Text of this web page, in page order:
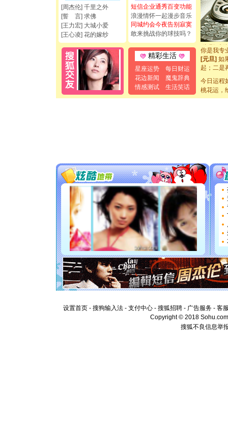
[周杰伦] 千里之外
[誓 言] 求佛
[王力宏] 大城小爱
[王心凌] 花的嫁纱
短信企业通秀百变功能
浪漫情怀一起漫步音乐
同城约会今夜告别寂寞
敢来挑战你的球技吗？
精彩生活
星座运势
每日财运
花边新闻
魔鬼辞典
情感测试
生活笑话
都要快乐
[圣诞节]
如意,快
[元旦]看
断电。爱
你是我专
[元旦] 如
起；二是
[元旦]当
泣，这痛
卖了。水
你太多，
要平安
[圣诞节]
能正大
都要快乐
[圣诞节]
如意,快
[元旦]
看
断电。
你是我
[元旦]如
起；二是
离。水晶
[元旦]当
泣，这痛
[春节] 风
颜！冬去
道一声平
今日运程
桃花运，
设置首页 - 搜狗输入法 - 支付中心 - 搜狐招聘 - 广告服务 - 客
Copyright © 2018
搜狐不良信息举